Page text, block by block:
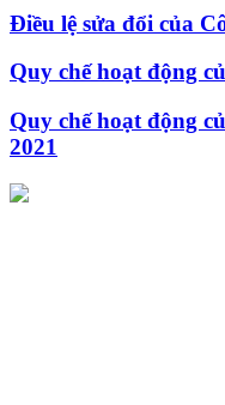
Điều lệ sửa đổi của
Quy chế hoạt động
Quy chế hoạt động
2021